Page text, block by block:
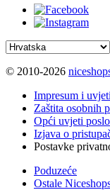
© 2010-2026
Impresum i
Zaštita osobnih
Opći uvjeti
Izjava o
Postavke
Poduzeće
Ostale